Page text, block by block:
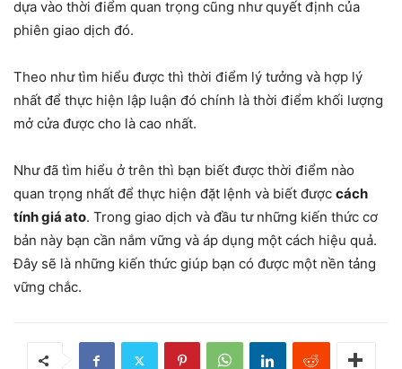
dựa vào thời điểm quan trọng cũng như quyết định của
phiên giao dịch đó.
Theo như tìm hiểu được thì thời điểm lý tưởng và hợp lý
nhất để thực hiện lập luận đó chính là thời điểm khối lượng
mở cửa được cho là cao nhất.
Như đã tìm hiểu ở trên thì bạn biết được thời điểm nào
quan trọng nhất để thực hiện đặt lệnh và biết được cách
tính giá ato. Trong giao dịch và đầu tư những kiến thức cơ
bản này bạn cần nắm vững và áp dụng một cách hiệu quả.
Đây sẽ là những kiến thức giúp bạn có được một nền tảng
vững chắc.